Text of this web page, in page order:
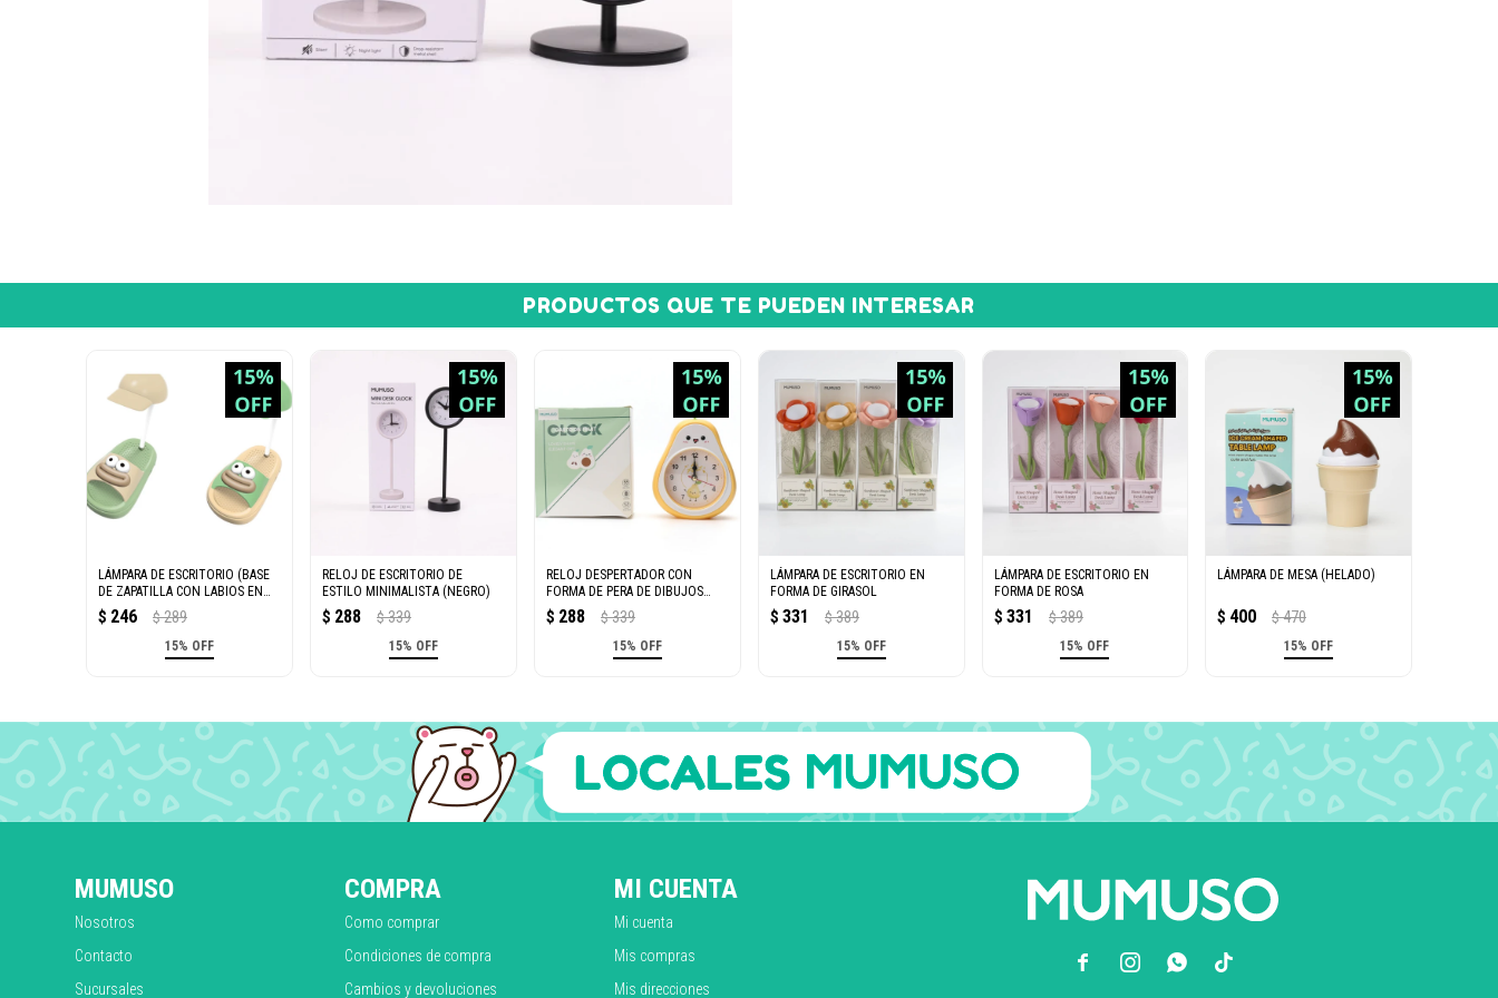
PRODUCTOS QUE TE PUEDEN INTERESAR
LÁMPARA DE ESCRITORIO (BASE
DE ZAPATILLA CON LABIOS EN
FORMA DE SALCHICHA)
$ 246 $ 289
15% OFF
RELOJ DE ESCRITORIO DE
ESTILO MINIMALISTA (NEGRO)
$ 288 $ 339
15% OFF
RELOJ DESPERTADOR CON
FORMA DE PERA DE DIBUJOS
ANIMADOS (AMARILLO)
$ 288 $ 339
15% OFF
LÁMPARA DE ESCRITORIO EN
FORMA DE GIRASOL
$ 331 $ 389
15% OFF
LÁMPARA DE ESCRITORIO EN
FORMA DE ROSA
$ 331 $ 389
15% OFF
LÁMPARA DE MESA (HELADO)
$ 400 $ 470
15% OFF
MUMUSO
Nosotros
Contacto
Sucursales
COMPRA
Como comprar
Condiciones de compra
Cambios y devoluciones
MI CUENTA
Mi cuenta
Mis compras
Mis direcciones
  